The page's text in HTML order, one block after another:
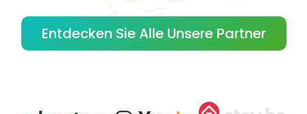
Entdecken Sie Alle Unsere Partner